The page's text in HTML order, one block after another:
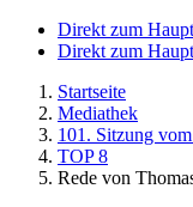
Direkt zum
Direkt zum
Startseite
Mediathek
101. Sitzung
TOP 8
Rede von